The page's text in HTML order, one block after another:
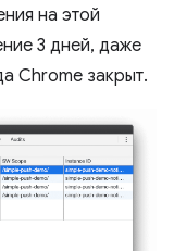
на этой
3 дней, даже
Chrome закрыт.